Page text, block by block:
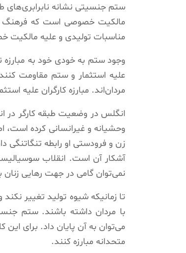
ستم جنسیتی نشانه نابرابری‌های
مالکیت خصوصی است که فرهنگ و
مناسبات تولیدی و علیه مالکیت
وجود ستم به خودی خود به
علیه استثمار و ستم مقاومت
مردان‌اند. مبارزه کارگران علیه
انگلس در وضعیت طبقه کارگر در
وحشیانه و غیرانسانی کرده است،
زن و فرودستی او رابطه تنگاتنگی
آشکار آن است. انقلاب
نمی‌توان گامی در جهت رهایی
تا زمانیکه شیوه تولید تغییر
با مردان داشته باشند. ستم
می‌توان به آن پایان داد. برای
متحدانه مبارزه کنند.